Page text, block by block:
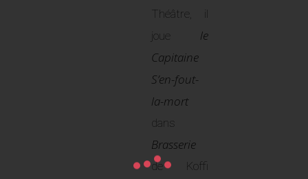
Théâtre, il
joue le
Capitaine
S’en-fout-
la-mort
dans
Brasserie
de Koffi